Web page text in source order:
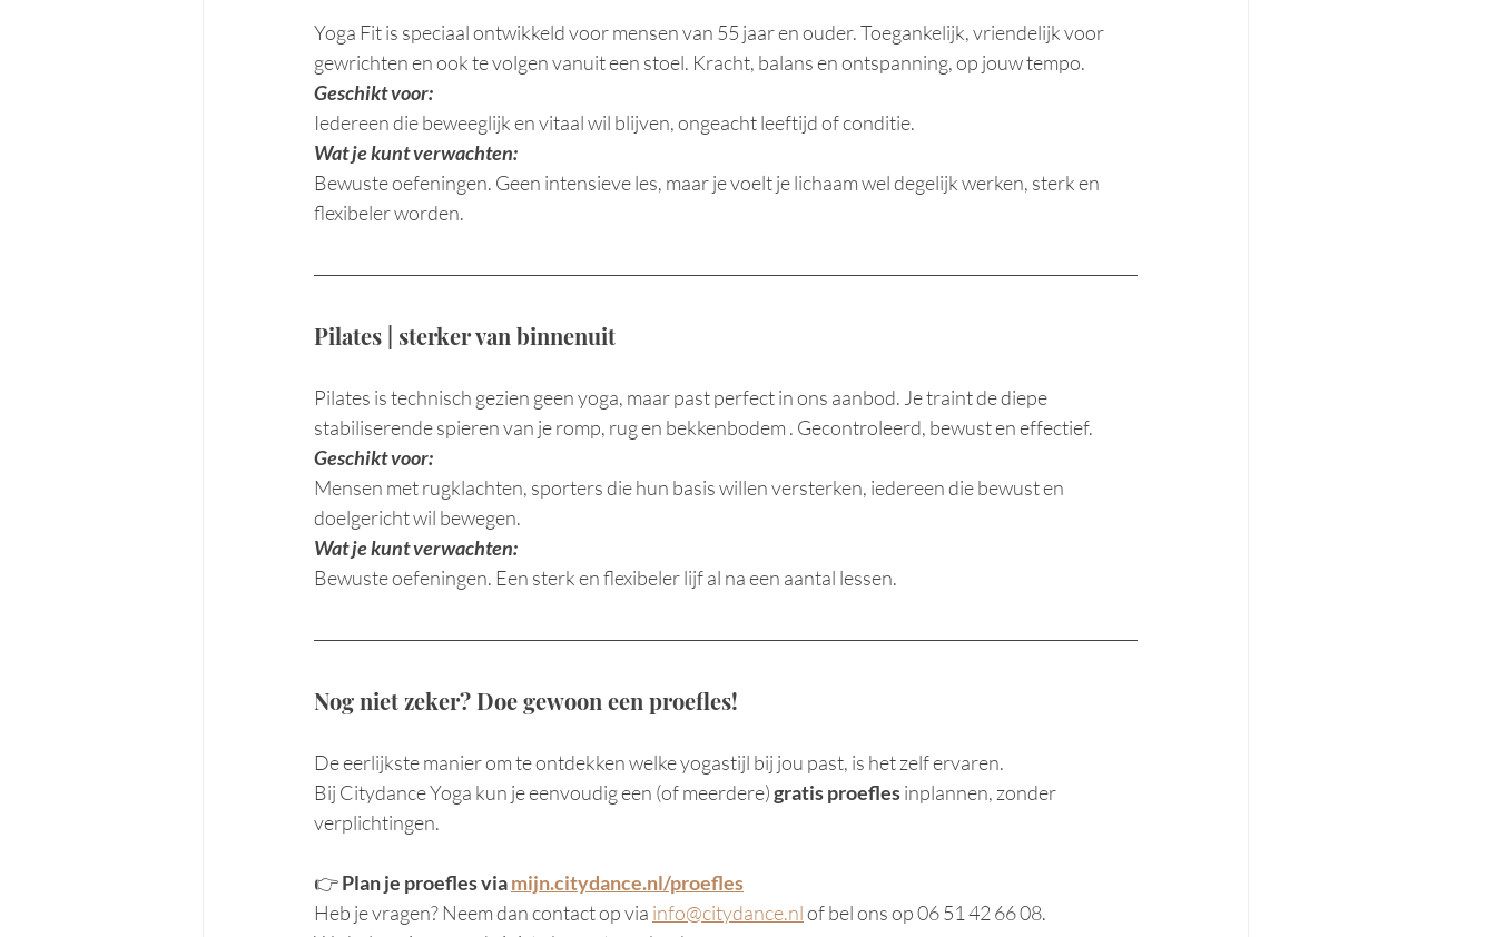
Yoga Fit is speciaal ontwikkeld voor mensen van 55 jaar en ouder. Toegankelijk, vriendelijk voor
gewrichten en ook te volgen vanuit een stoel. Kracht, balans en ontspanning, op jouw tempo.
Geschikt voor:
Iedereen die beweeglijk en vitaal wil blijven, ongeacht leeftijd of conditie.
Wat je kunt verwachten:
Bewuste oefeningen. Geen intensieve les, maar je voelt je lichaam wel degelijk werken, sterk en
flexibeler worden.
Pilates | sterker van binnenuit
Pilates is technisch gezien geen yoga, maar past perfect in ons aanbod. Je traint de diepe
stabiliserende spieren van je romp, rug en bekkenbodem . Gecontroleerd, bewust en effectief.
Geschikt voor:
Mensen met rugklachten, sporters die hun basis willen versterken, iedereen die bewust en
doelgericht wil bewegen.
Wat je kunt verwachten:
Bewuste oefeningen. Een sterk en flexibeler lijf al na een aantal lessen.
Nog niet zeker? Doe gewoon een proefles!
De eerlijkste manier om te ontdekken welke yogastijl bij jou past, is het zelf ervaren.
Bij Citydance Yoga kun je eenvoudig een (of meerdere) gratis proefles inplannen, zonder
verplichtingen.
👉 Plan je proefles via mijn.citydance.nl/proefles
Heb je vragen? Neem dan contact op via info@citydance.nl of bel ons op 06 51 42 66 08.